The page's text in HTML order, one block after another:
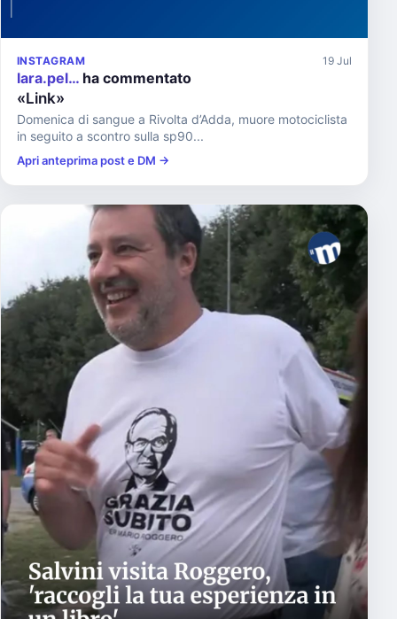
INSTAGRAM 19 Jul
lara.pel… ha commentato
«Link»
Domenica di sangue a Rivolta d’Adda, muore motociclista
in seguito a scontro sulla sp90...
Apri anteprima post e DM →